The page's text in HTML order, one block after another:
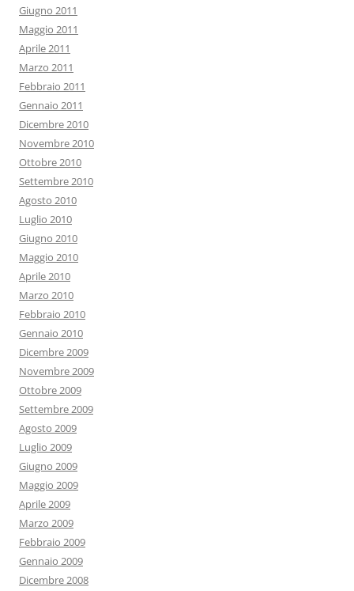
Giugno 2011
Maggio 2011
Aprile 2011
Marzo 2011
Febbraio 2011
Gennaio 2011
Dicembre 2010
Novembre 2010
Ottobre 2010
Settembre 2010
Agosto 2010
Luglio 2010
Giugno 2010
Maggio 2010
Aprile 2010
Marzo 2010
Febbraio 2010
Gennaio 2010
Dicembre 2009
Novembre 2009
Ottobre 2009
Settembre 2009
Agosto 2009
Luglio 2009
Giugno 2009
Maggio 2009
Aprile 2009
Marzo 2009
Febbraio 2009
Gennaio 2009
Dicembre 2008